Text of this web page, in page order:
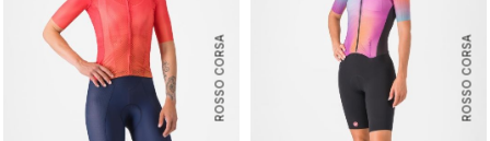
ROSSO CORSA ROSSO CORSA